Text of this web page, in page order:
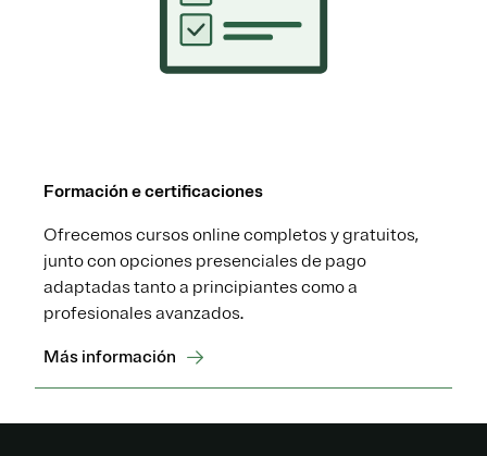
Formación e certificaciones
Ofrecemos cursos online completos y gratuitos,
junto con opciones presenciales de pago
adaptadas tanto a principiantes como a
profesionales avanzados.
Más información